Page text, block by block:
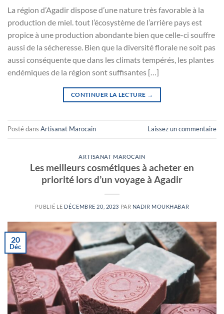
La région d’Agadir dispose d’une nature très favorable à la
production de miel. tout l’écosystème de l’arrière pays est
propice à une production abondante bien que celle-ci souffre
aussi de la sécheresse. Bien que la diversité florale ne soit pas
aussi conséquente que dans les climats tempérés, les plantes
endémiques de la région sont suffisantes […]
CONTINUER LA LECTURE →
Posté dans Artisanat Marocain Laissez un commentaire
ARTISANAT MAROCAIN
Les meilleurs cosmétiques à acheter en
priorité lors d’un voyage à Agadir
PUBLIÉ LE DÉCEMBRE 20, 2023 PAR NADIR MOUKHABAR
20
Déc